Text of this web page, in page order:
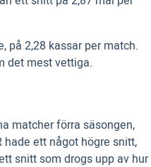
på 2,28 kassar per match.
det mest vettiga.
matcher förra säsongen,
ett något högre snitt,
snitt som drogs upp av hur